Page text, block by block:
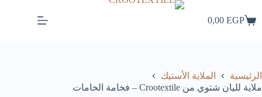
المحتوى
عربة
0,00 EGP
الرئيسية
الملاية الأستيك
ملاية لليان شتوي من Crootextile – فخامة الخامات